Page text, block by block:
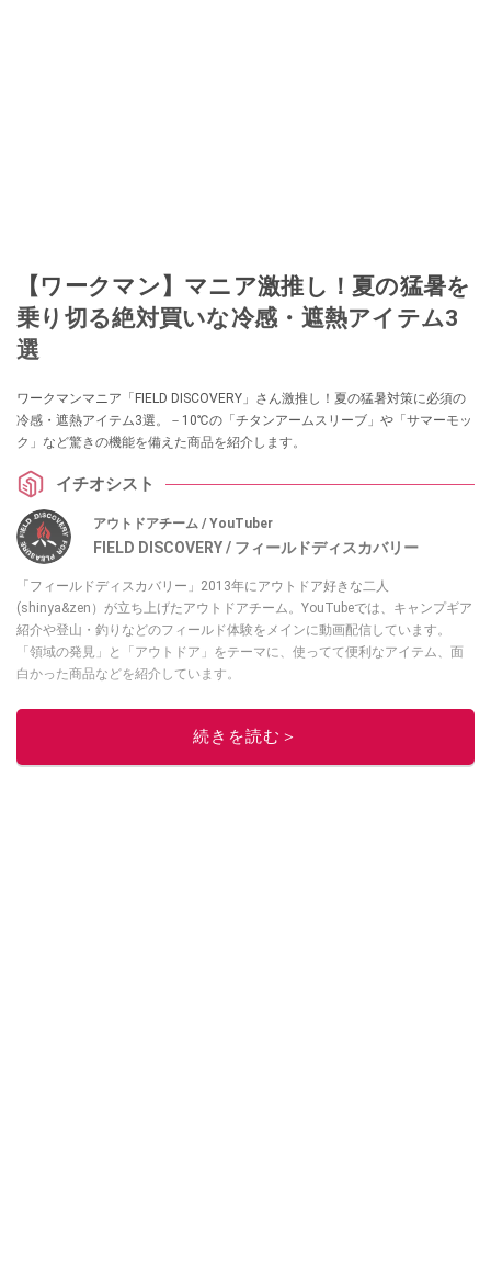
【ワークマン】マニア激推し！夏の猛暑を
乗り切る絶対買いな冷感・遮熱アイテム3
選
ワークマンマニア「FIELD DISCOVERY」さん激推し！夏の猛暑対策に必須の
冷感・遮熱アイテム3選。－10℃の「チタンアームスリーブ」や「サマーモッ
ク」など驚きの機能を備えた商品を紹介します。
イチオシスト
アウトドアチーム / YouTuber
FIELD DISCOVERY / フィールドディスカバリー
「フィールドディスカバリー」2013年にアウトドア好きな二人
(shinya&zen）が立ち上げたアウトドアチーム。YouTubeでは、キャンプギア
紹介や登山・釣りなどのフィールド体験をメインに動画配信しています。
「領域の発見」と「アウトドア」をテーマに、使ってて便利なアイテム、面
白かった商品などを紹介しています。
・Instagramは
続きを読む＞